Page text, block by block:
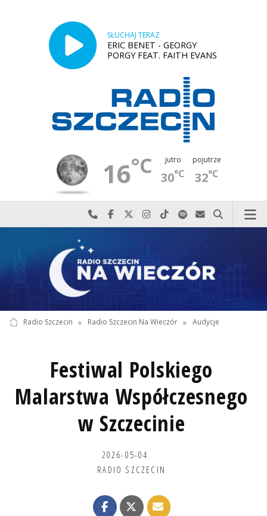
SŁUCHAJ TERAZ
ERIC BENET - GEORGY
PORGY FEAT. FAITH EVANS
16°C jutro
30°C
pojutrze
32°C
Najlepiej po prostu do nas zadzwoń
Odwiedź nas na Facebook-u
Odwiedź nas na X
Odwiedź nas na Instagram-ie
Odwiedź nas na TikTok-u
Szukaj nas na Spotify
Wyślij do nas
Szukaj
Radio Szczecin » Radio Szczecin Na Wieczór » Audycje
Festiwal Polskiego
Malarstwa Współczesnego
w Szczecinie
2026-05-04
RADIO SZCZECIN